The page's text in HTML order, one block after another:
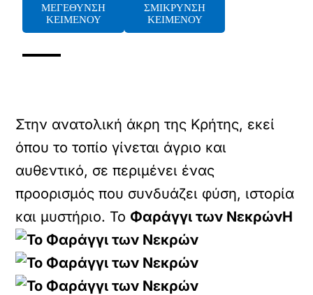
ΜΕΓΕΘΥΝΣΗ
ΚΕΙΜΕΝΟΥ
ΣΜΙΚΡΥΝΣΗ
ΚΕΙΜΕΝΟΥ
Στην ανατολική άκρη της Κρήτης, εκεί
όπου το τοπίο γίνεται άγριο και
αυθεντικό, σε περιμένει ένας
προορισμός που συνδυάζει φύση, ιστορία
και μυστήριο. Το Φαράγγι των ΝεκρώνΗ